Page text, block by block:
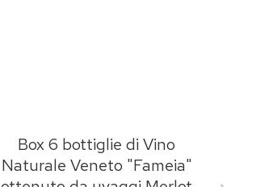
Box 6 bottiglie di Vino
Naturale Veneto "Fameia"